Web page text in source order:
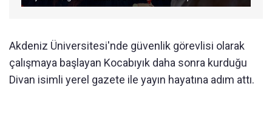
Akdeniz Üniversitesi'nde güvenlik görevlisi olarak
çalışmaya başlayan Kocabıyık daha sonra kurduğu
Divan isimli yerel gazete ile yayın hayatına adım attı.